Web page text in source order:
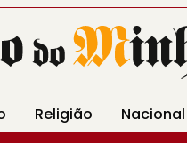
Religião Nacional